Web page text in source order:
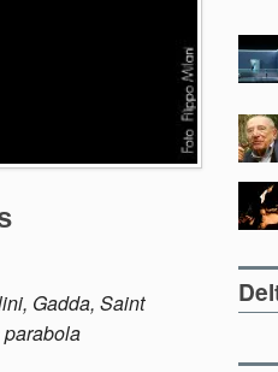
Gadda, Saint